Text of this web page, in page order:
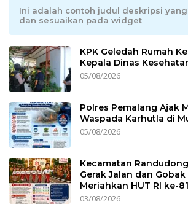
Ini adalah contoh judul deskripsi
dan sesuaikan pada widget
KPK Geledah Rumah
Kepala Dinas
05/08/2026
Polres Pemalang Ajak
Waspada Karhutla di
05/08/2026
Kecamatan
Gerak Jalan dan
Meriahkan HUT RI ke-81
03/08/2026